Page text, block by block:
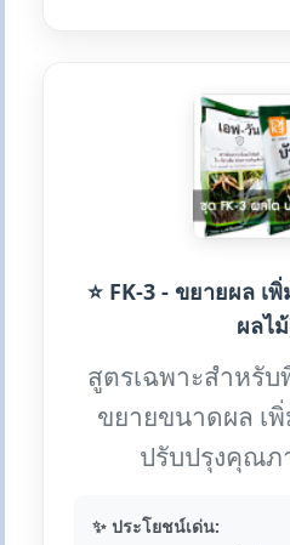
⭐ FK-3 - ขยายผล เ
ผลไ
สูตรเฉพาะสำหรั
ขยายขนาดผล เ
ปรับปรุงคุณภ
✨ ประโยชน์เด่น: